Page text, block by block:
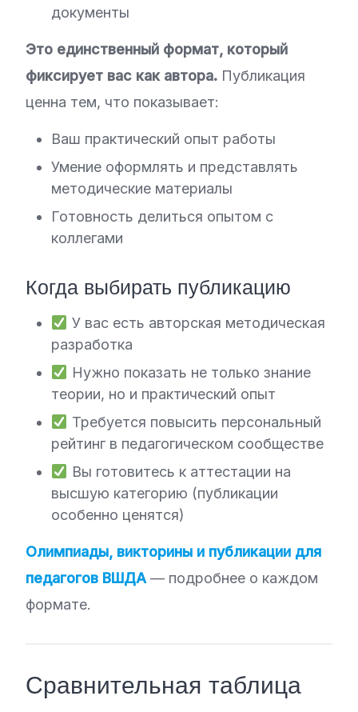
документы
Это единственный формат, который
фиксирует вас как автора. Публикация
ценна тем, что показывает:
Ваш практический опыт работы
Умение оформлять и представлять
методические материалы
Готовность делиться опытом с
коллегами
Когда выбирать публикацию
У вас есть авторская методическая
разработка
Нужно показать не только знание
теории, но и практический опыт
Требуется повысить персональный
рейтинг в педагогическом сообществе
Вы готовитесь к аттестации на
высшую категорию (публикации
особенно ценятся)
Олимпиады, викторины и публикации для
педагогов ВШДА — подробнее о каждом
формате.
Сравнительная таблица